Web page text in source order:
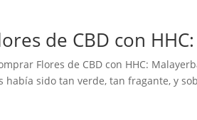
de CBD con
Flores de CBD con HHC:
sido tan verde, tan fragante, y